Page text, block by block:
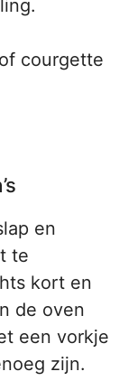
courgette
en
te
kort en
de oven
een vorkje
zijn.